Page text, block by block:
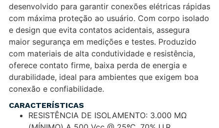
desenvolvido para garantir conexões elétricas rápidas
com máxima proteção ao usuário. Com corpo isolado
e design que evita contatos acidentais, assegura
maior segurança em medições e testes. Produzido
com materiais de alta condutividade e resistência,
oferece contato firme, baixa perda de energia e
durabilidade, ideal para ambientes que exigem boa
conexão e confiabilidade.
CARACTERÍSTICAS
RESISTÊNCIA DE ISOLAMENTO: 3.000 MΩ